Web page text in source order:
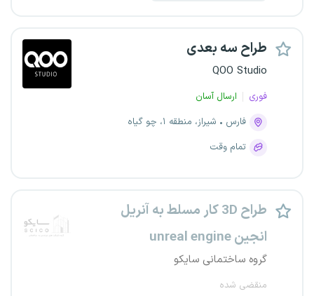
طراح سه بعدی
QOO Studio
فوری
ارسال آسان
فارس
شیراز، منطقه ۱، چو گیاه
تمام وقت
طراح 3D کار مسلط به آنریل
انجین unreal engine
گروه ساختمانی سایکو
منقضی شده